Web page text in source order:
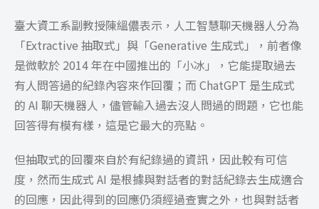
臺大資工系副教授陳縕儂表示，人工智慧聊天機器人分為
「Extractive 抽取式」與「Generative 生成式」，前者像
是微軟於 2014 年在中國推出的「小冰」，它能提取過去
有人問答過的紀錄內容來作回覆；而 ChatGPT 是生成式
的 AI 聊天機器人，儘管輸入過去沒人問過的問題，它也能
回答得有模有樣，這是它最大的亮點。
但抽取式的回覆來自於有紀錄過的資訊，因此較有可信
度，然而生成式 AI 是根據與對話者的對話紀錄去生成適合
的回應，因此得到的回應仍須經過查實之外，也與對話者